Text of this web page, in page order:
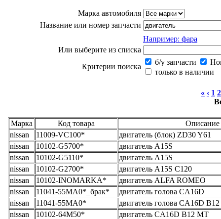
Марка автомобиля
Название или номер запчасти
Например: фара
Или выберите из списка
Критерии поиска
б/у запчасти
только в наличии
« ‹ 1 2
Марка Код товара
Описание
nissan
11009-VC100*
двигатель (блок) ZD30 Y61
nissan
10102-G5700*
двигатель A15S
nissan
10102-G5110*
двигатель A15S
nissan
10102-G2700*
двигатель A15S C120
nissan
10102-INOMARKA*
двигатель ALFA ROMEO
nissan
11041-55MA0*_брак*
двигатель голова CA16D
nissan
11041-55MA0*
двигатель голова CA16D B12
nissan
10102-64M50*
двигатель CA16D B12 MT